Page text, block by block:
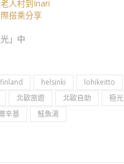
人村到Inari
搭乘分享
」中
finland helsinki lohikeitto
北歐旅遊 北歐自助 極光
辛基 鮭魚湯